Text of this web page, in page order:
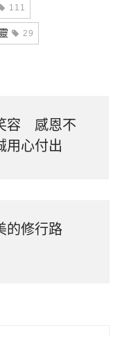
111
29
容 感恩不
心付出
的修行路